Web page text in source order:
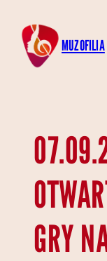
treści
MUZOFILIA
GRY